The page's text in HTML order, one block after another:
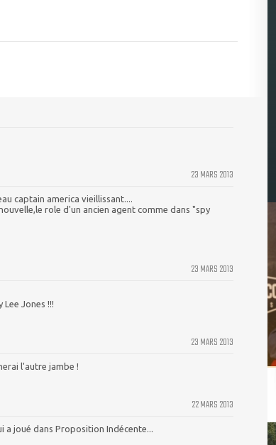
23 MARS 2013
captain america vieillissant....
role d'un ancien agent comme dans "spy
23 MARS 2013
Jones !!!
23 MARS 2013
l'autre jambe !
22 MARS 2013
a joué dans Proposition Indécente...